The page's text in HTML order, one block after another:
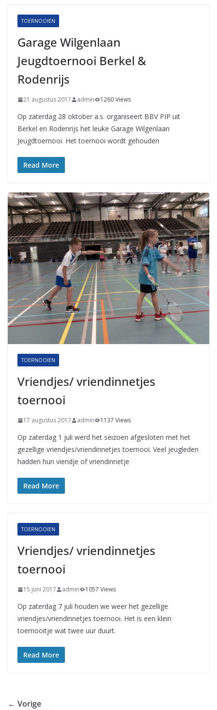
TOERNOOIEN
Garage Wilgenlaan
Jeugdtoernooi Berkel &
Rodenrijs
21 augustus 2017 admin 1260 Views
Op zaterdag 28 oktober a.s. organiseert BBV PIP uit
Berkel en Rodenrijs het leuke Garage Wilgenlaan
Jeugdtoernooi. Het toernooi wordt gehouden
Read More
TOERNOOIEN
Vriendjes/ vriendinnetjes
toernooi
17 augustus 2017 admin 1137 Views
Op zaterdag 1 juli werd het seizoen afgesloten met het
gezellige vriendjes/vriendinnetjes toernooi. Veel jeugleden
hadden hun viendje of vriendinnetje
Read More
TOERNOOIEN
Vriendjes/ vriendinnetjes
toernooi
15 juni 2017 admin 1057 Views
Op zaterdag 7 juli houden we weer het gezellige
vriendjes/vriendinnetjes toernooi. Het is een klein
toernooitje wat twee uur duurt.
Read More
← Vorige